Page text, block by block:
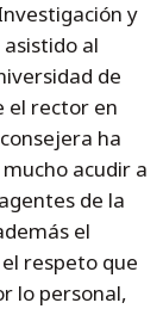
y
al
de
el rector en
ha
acudir a
de la
el
respeto que
lo personal,